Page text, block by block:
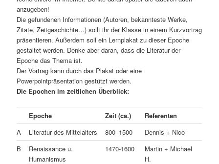
anzugeben!
Die gefundenen Informationen (Autoren, bekannteste Werke,
Zitate, Zeitgeschichte…) sollt ihr der Klasse in einem Kurzvortrag
präsentieren. Außerdem soll ein Lernplakat zu dieser Epoche
gestaltet werden. Denke aber daran, dass die Literatur der
Epoche das Thema ist.
Der Vortrag kann durch das Plakat oder eine
Powerpointpräsentation gestützt werden.
Die Epochen im zeitlichen Überblick:
Epoche Zeit (ca.)
Referenten
A
Literatur des Mittelalters 800–1500
Dennis + Nico
B
Renaissance u.
Humanismus
1470-1600
Martin + Michael
H.